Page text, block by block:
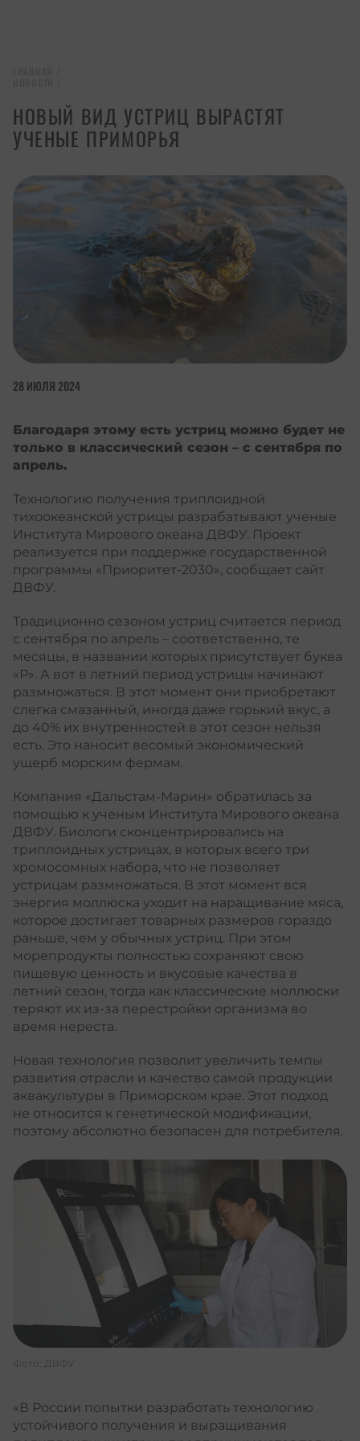
НОВЫЙ ВИД УСТРИЦ ВЫРАСТЯТ
УЧЕНЫЕ ПРИМОРЬЯ
28 ИЮЛЯ 2024
Благодаря этому есть устриц можно будет не
только в классический сезон – с сентября по
апрель.
Технологию получения триплоидной
тихоокеанской устрицы разрабатывают ученые
Института Мирового океана ДВФУ. Проект
реализуется при поддержке государственной
программы «Приоритет-2030», сообщает сайт
ДВФУ.
Традиционно сезоном устриц считается период
с сентября по апрель – соответственно, те
месяцы, в названии которых присутствует буква
«Р». А вот в летний период устрицы начинают
размножаться. В этот момент они приобретают
слегка смазанный, иногда даже горький вкус, а
до 40% их внутренностей в этот сезон нельзя
есть. Это наносит весомый экономический
ущерб морским фермам.
Компания «Дальстам-Марин» обратилась за
помощью к ученым Института Мирового океана
ДВФУ. Биологи сконцентрировались на
триплоидных устрицах, в которых всего три
хромосомных набора, что не позволяет
устрицам размножаться. В этот момент вся
энергия моллюска уходит на наращивание мяса,
которое достигает товарных размеров гораздо
раньше, чем у обычных устриц. При этом
морепродукты полностью сохраняют свою
пищевую ценность и вкусовые качества в
летний сезон, тогда как классические моллюски
теряют их из-за перестройки организма во
время нереста.
Новая технология позволит увеличить темпы
развития отрасли и качество самой продукции
аквакультуры в Приморском крае. Этот подход
не относится к генетической модификации,
поэтому абсолютно безопасен для потребителя.
Фото: ДВФУ
«В России попытки разработать технологию
устойчивого получения и выращивания